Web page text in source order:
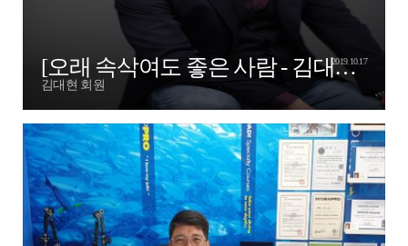
[오래 속삭여도 좋은 사람 - 김대현엔젤님!]
김대현 회원
2019.10.17